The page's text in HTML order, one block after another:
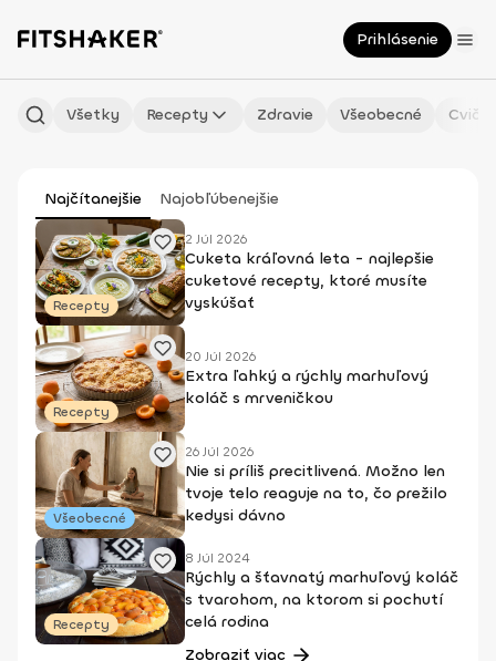
Prihlásenie
Všetky Recepty Zdravie Všeobecné
Najčítanejšie Najobľúbenejšie
Recepty
2 Júl 2026
Cuketa kráľovná leta - najlepšie
cuketové recepty, ktoré musíte
vyskúšať
Recepty
20 Júl 2026
Extra ľahký a rýchly marhuľový
koláč s mrveničkou
Všeobecné
26 Júl 2026
Nie si príliš precitlivená. Možno len
tvoje telo reaguje na to, čo prežilo
kedysi dávno
Recepty
8 Júl 2024
Rýchly a šťavnatý marhuľový koláč
s tvarohom, na ktorom si pochutí
celá rodina
Zobraziť viac